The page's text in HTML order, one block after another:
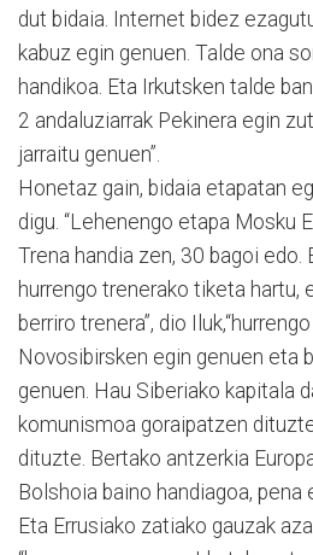
dut bidaia. Internet bidez
kabuz egin genuen. Talde ona
handikoa. Eta Irkutsken talde
2 andaluziarrak Pekinera egin
jarraitu genuen”.
Honetaz gain, bidaia etapatan
digu. “Lehenengo etapa Mosku
Trena handia zen, 30 bagoi edo.
hurrengo trenerako tiketa hartu,
berriro trenera”, dio
Novosibirsken egin genuen eta
genuen. Hau Siberiako kapitala
komunismoa goraipatzen
dituzte. Bertako antzerkia
Bolshoia baino handiagoa, pena
Eta Errusiako zatiako gauzak